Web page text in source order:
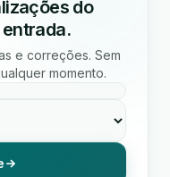
do
e correções. Sem
momento.